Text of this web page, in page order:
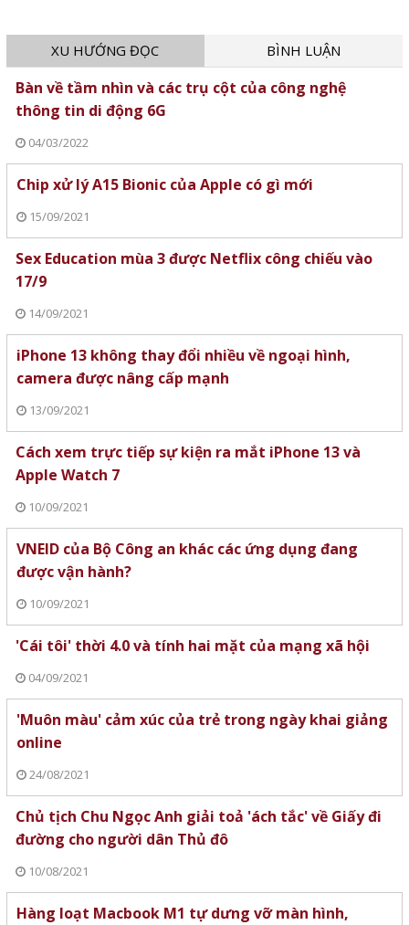
XU HƯỚNG ĐỌC BÌNH LUẬN
Bàn về tầm nhìn và các trụ cột của công nghệ
thông tin di động 6G
04/03/2022
Chip xử lý A15 Bionic của Apple có gì mới
15/09/2021
Sex Education mùa 3 được Netflix công chiếu vào
17/9
14/09/2021
iPhone 13 không thay đổi nhiều về ngoại hình,
camera được nâng cấp mạnh
13/09/2021
Cách xem trực tiếp sự kiện ra mắt iPhone 13 và
Apple Watch 7
10/09/2021
VNEID của Bộ Công an khác các ứng dụng đang
được vận hành?
10/09/2021
'Cái tôi' thời 4.0 và tính hai mặt của mạng xã hội
04/09/2021
'Muôn màu' cảm xúc của trẻ trong ngày khai giảng
online
24/08/2021
Chủ tịch Chu Ngọc Anh giải toả 'ách tắc' về Giấy đi
đường cho người dân Thủ đô
10/08/2021
Hàng loạt Macbook M1 tự dưng vỡ màn hình,